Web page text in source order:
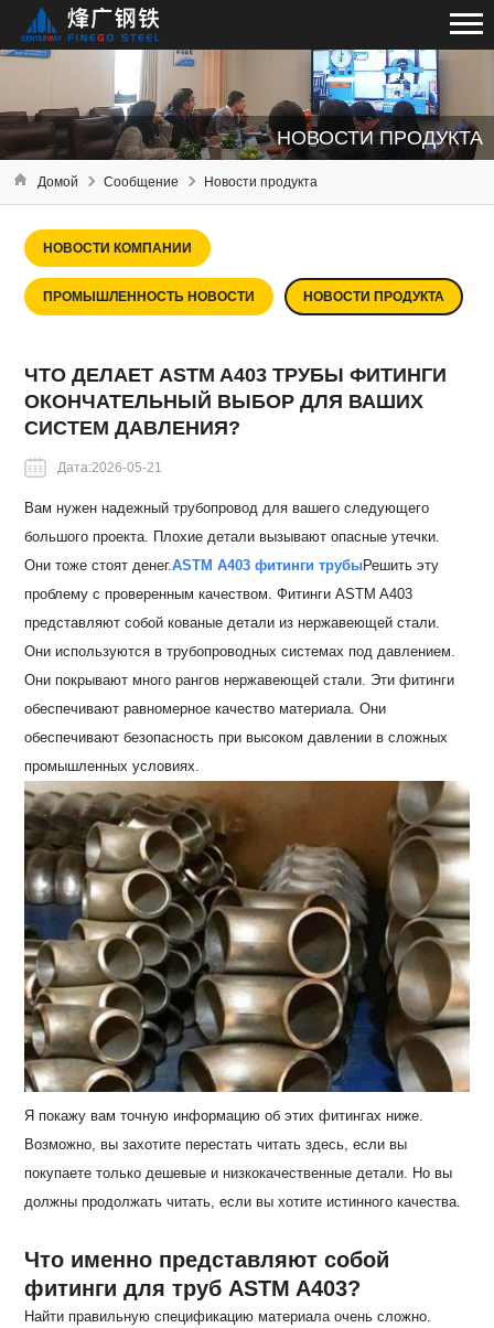
НОВОСТИ ПРОДУКТА
Домой Сообщение Новости продукта
НОВОСТИ КОМПАНИИ
ПРОМЫШЛЕННОСТЬ НОВОСТИ НОВОСТИ ПРОДУКТА
ЧТО ДЕЛАЕТ ASTM A403 ТРУБЫ ФИТИНГИ
ОКОНЧАТЕЛЬНЫЙ ВЫБОР ДЛЯ ВАШИХ
СИСТЕМ ДАВЛЕНИЯ?
Дата:2026-05-21
Вам нужен надежный трубопровод для вашего следующего
большого проекта. Плохие детали вызывают опасные утечки.
Они тоже стоят денег.ASTM A403 фитинги трубыРешить эту
проблему с проверенным качеством. Фитинги ASTM A403
представляют собой кованые детали из нержавеющей стали.
Они используются в трубопроводных системах под давлением.
Они покрывают много рангов нержавеющей стали. Эти фитинги
обеспечивают равномерное качество материала. Они
обеспечивают безопасность при высоком давлении в сложных
промышленных условиях.
Я покажу вам точную информацию об этих фитингах ниже.
Возможно, вы захотите перестать читать здесь, если вы
покупаете только дешевые и низкокачественные детали. Но вы
должны продолжать читать, если вы хотите истинного качества.
Что именно представляют собой
фитинги для труб ASTM A403?
Найти правильную спецификацию материала очень сложно.